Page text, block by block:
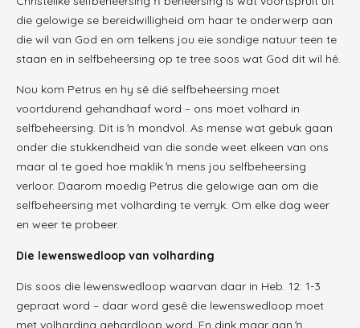
die gelowige se bereidwilligheid om haar te onderwerp aan
die wil van God en om telkens jou eie sondige natuur teen te
staan en in selfbeheersing op te tree soos wat God dit wil hê.
Nou kom Petrus en hy sê dié selfbeheersing moet
voortdurend gehandhaaf word – ons moet volhard in
selfbeheersing. Dit is ŉ mondvol. As mense wat gebuk gaan
onder die stukkendheid van die sonde weet elkeen van ons
maar al te goed hoe maklik ŉ mens jou selfbeheersing
verloor. Daarom moedig Petrus die gelowige aan om die
selfbeheersing met volharding te verryk. Om elke dag weer
en weer te probeer.
Die lewenswedloop van volharding
Dis soos die lewenswedloop waarvan daar in Heb. 12: 1-3
gepraat word – daar word gesê die lewenswedloop moet
met volharding gehardloop word. En dink maar aan ŉ